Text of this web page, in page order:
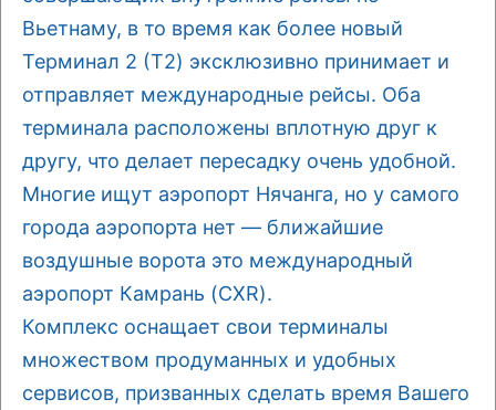
Вьетнаму, в то время как более новый
Терминал 2 (T2) эксклюзивно принимает и
отправляет международные рейсы. Оба
терминала расположены вплотную друг к
другу, что делает пересадку очень удобной.
Многие ищут аэропорт Нячанга, но у самого
города аэропорта нет — ближайшие
воздушные ворота это международный
аэропорт Камрань (CXR).
Комплекс оснащает свои терминалы
множеством продуманных и удобных
сервисов, призванных сделать время Вашего